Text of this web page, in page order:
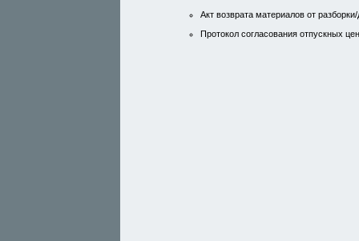
Акт возврата материалов от
Протокол согласования отпускных